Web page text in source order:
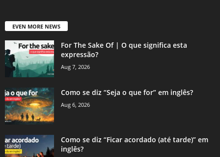
EVEN MORE NEWS
For The Sake Of | O que significa esta
expressão?
Aug 7, 2026
Como se diz “Seja o que for” em inglês?
Aug 6, 2026
Como se diz “Ficar acordado (até tarde)” em
inglês?